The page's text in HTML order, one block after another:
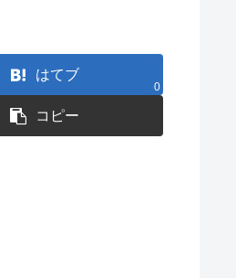
はてブ
0
コピー